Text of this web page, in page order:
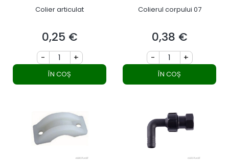
Colier articulat
Preț
0,25 €
- +
ÎN COȘ
Colierul corpului 07
Preț
0,38 €
- +
ÎN COȘ